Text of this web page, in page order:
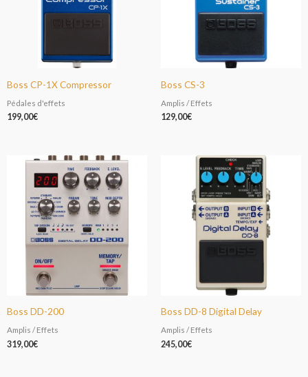
Boss CP-1X Compressor
Pédales d'effets
199,00€
Boss CS-3
Amplis / Effets
129,00€
Boss DD-200
Amplis / Effets
319,00€
Boss DD-8 Digital Delay
Amplis / Effets
245,00€